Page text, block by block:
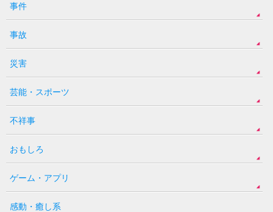
事件
事故
災害
芸能・スポーツ
不祥事
おもしろ
ゲーム・アプリ
感動・癒し系